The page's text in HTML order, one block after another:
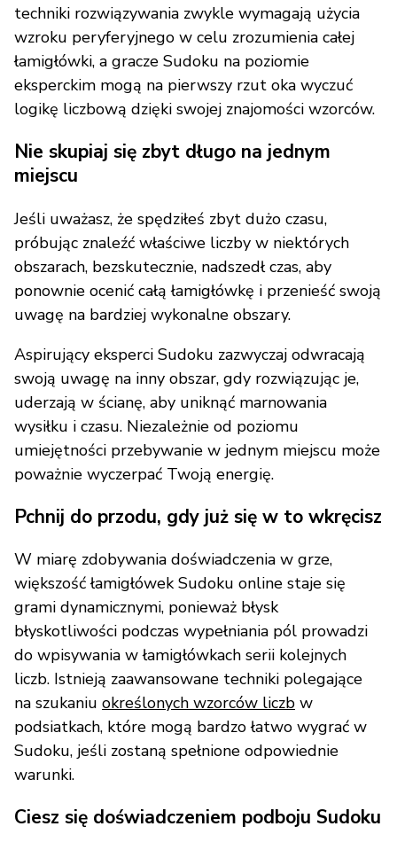
techniki rozwiązywania zwykle wymagają użycia
wzroku peryferyjnego w celu zrozumienia całej
łamigłówki, a gracze Sudoku na poziomie
eksperckim mogą na pierwszy rzut oka wyczuć
logikę liczbową dzięki swojej znajomości wzorców.
Nie skupiaj się zbyt długo na jednym
miejscu
Jeśli uważasz, że spędziłeś zbyt dużo czasu,
próbując znaleźć właściwe liczby w niektórych
obszarach, bezskutecznie, nadszedł czas, aby
ponownie ocenić całą łamigłówkę i przenieść swoją
uwagę na bardziej wykonalne obszary.
Aspirujący eksperci Sudoku zazwyczaj odwracają
swoją uwagę na inny obszar, gdy rozwiązując je,
uderzają w ścianę, aby uniknąć marnowania
wysiłku i czasu. Niezależnie od poziomu
umiejętności przebywanie w jednym miejscu może
poważnie wyczerpać Twoją energię.
Pchnij do przodu, gdy już się w to wkręcisz
W miarę zdobywania doświadczenia w grze,
większość łamigłówek Sudoku online staje się
grami dynamicznymi, ponieważ błysk
błyskotliwości podczas wypełniania pól prowadzi
do wpisywania w łamigłówkach serii kolejnych
liczb. Istnieją zaawansowane techniki polegające
na szukaniu określonych wzorców liczb w
podsiatkach, które mogą bardzo łatwo wygrać w
Sudoku, jeśli zostaną spełnione odpowiednie
warunki.
Ciesz się doświadczeniem podboju Sudoku